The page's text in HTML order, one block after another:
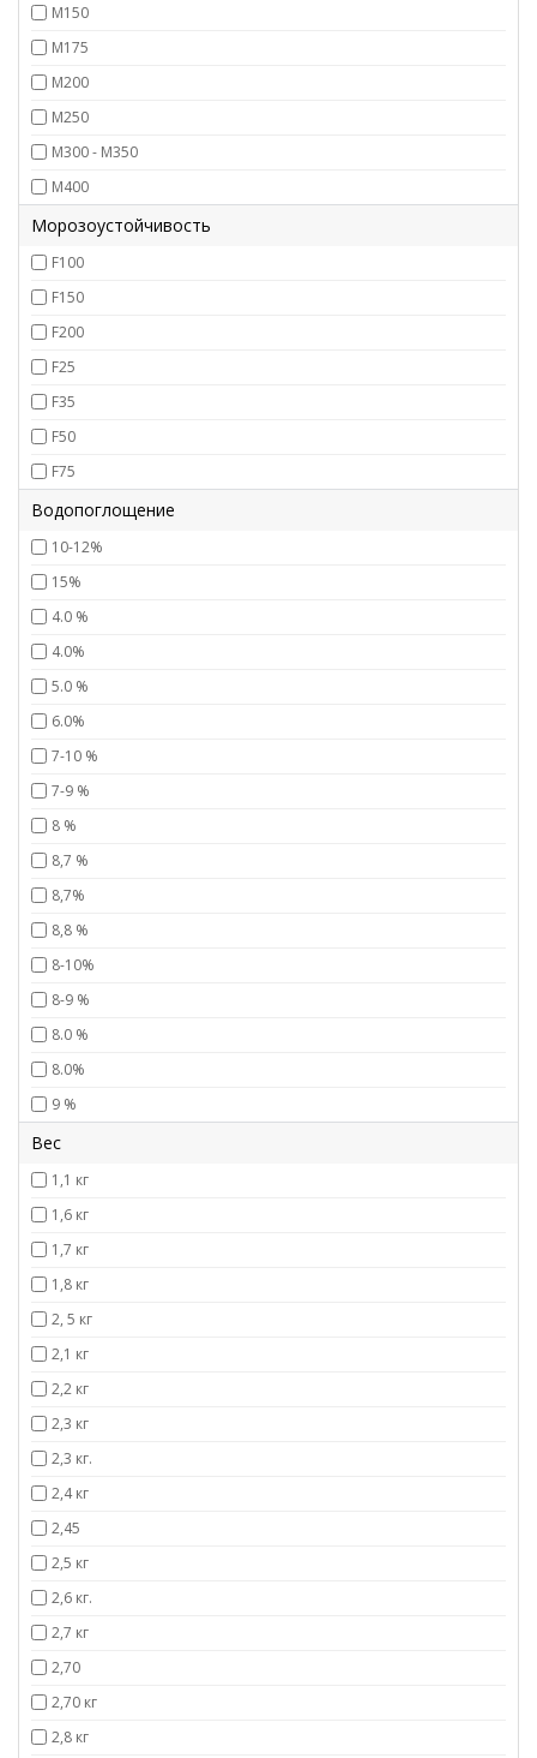
М150
М175
М200
М250
М300 - М350
М400
Морозоустойчивость
F100
F150
F200
F25
F35
F50
F75
Водопоглощение
10-12%
15%
4.0 %
4.0%
5.0 %
6.0%
7-10 %
7-9 %
8 %
8,7 %
8,7%
8,8 %
8-10%
8-9 %
8.0 %
8.0%
9 %
Вес
1,1 кг
1,6 кг
1,7 кг
1,8 кг
2, 5 кг
2,1 кг
2,2 кг
2,3 кг
2,3 кг.
2,4 кг
2,45
2,5 кг
2,6 кг.
2,7 кг
2,70
2,70 кг
2,8 кг